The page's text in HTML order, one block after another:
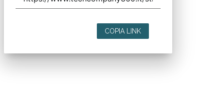
COPIA LINK